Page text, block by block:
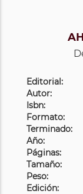
Editorial:
Autor:
Isbn:
Formato:
Terminado:
Año:
Páginas:
Tamaño:
Peso:
Edición: